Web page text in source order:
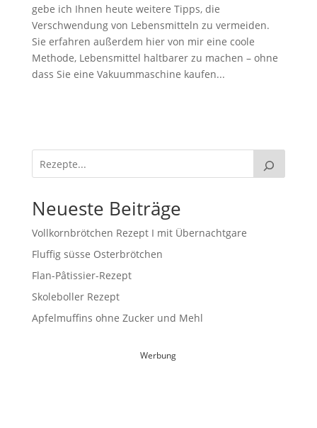
gebe ich Ihnen heute weitere Tipps, die
Verschwendung von Lebensmitteln zu vermeiden.
Sie erfahren außerdem hier von mir eine coole
Methode, Lebensmittel haltbarer zu machen – ohne
dass Sie eine Vakuummaschine kaufen...
Neueste Beiträge
Vollkornbrötchen Rezept I mit Übernachtgare
Fluffig süsse Osterbrötchen
Flan-Pâtissier-Rezept
Skoleboller Rezept
Apfelmuffins ohne Zucker und Mehl
Werbung